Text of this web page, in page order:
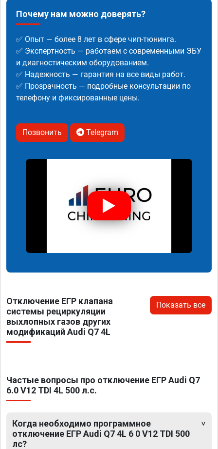
Почему нам можно доверять?
✅ Опыт — более 8 лет в сфере чип-тюнинга.
✅ Экспертность — работаем с современными ЭБУ
и диагностическим оборудованием.
✅ Надежность — гарантия на все виды работ.
✅ Прозрачность — подробные консультации по
телефону и фиксированные цены.
Позвонить Telegram
Отключение ЕГР клапана
системы рециркуляции
выхлопных газов других
модификаций Audi Q7 4L
Показать все
Частые вопросы про отключение ЕГР Audi Q7
6.0 V12 TDI 4L 500 л.с.
Когда необходимо программное
отключение ЕГР Audi Q7 4L 6 0 V12 TDI 500
лс?